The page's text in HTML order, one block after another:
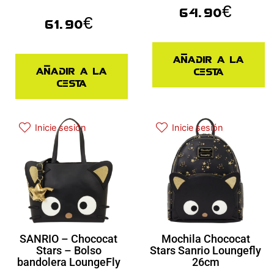
61.90€
Añadir a la
cesta
64.90€
Añadir a la
cesta
Inicie sesión
SANRIO – Chococat
Stars – Bolso
bandolera LoungeFly
Inicie sesión
Mochila Chococat
Stars Sanrio Loungefly
26cm